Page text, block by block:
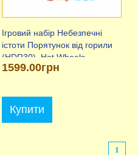
Ігровий набір Небезпечні
істоти Порятунок від горили
(HDR30), Hot Wheels
1599.00грн
Купити
1